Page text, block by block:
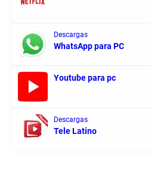
Descargas
WhatsApp para PC
Youtube para pc
Descargas
Tele Latino